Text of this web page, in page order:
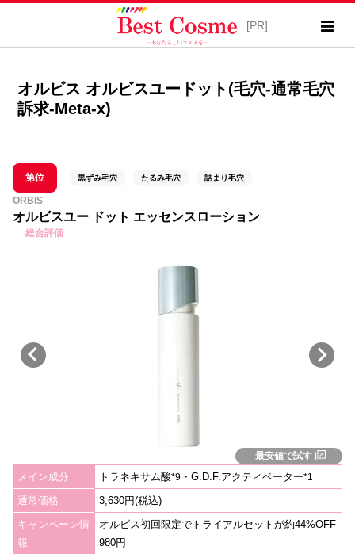
オルビス オルビスユードット(毛穴-通常毛穴
訴求-Meta-x)
第位 黒ずみ毛穴 たるみ毛穴 詰まり毛穴
ORBIS
オルビスユー ドット エッセンスローション
総合評価
最安値で試す
メイン成分 トラネキサム酸*9 ・G.D.F.アクティベーター*1
通常価格
3,630円(税込)
キャンペーン情
報
オルビス初回限定でトライアルセットが約44%OFF
980円